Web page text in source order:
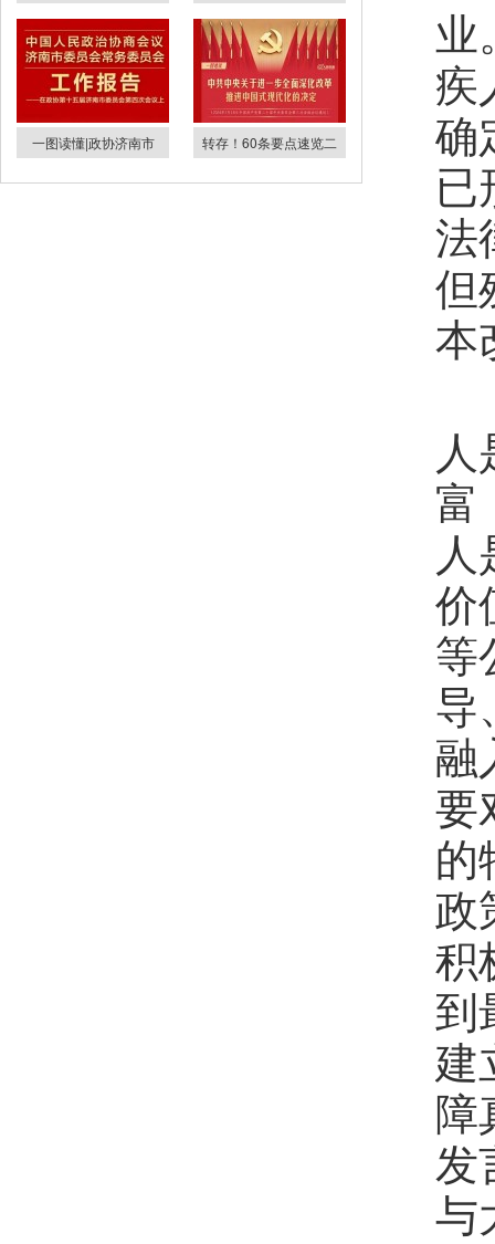
一图读懂|政协济南市 转存！60条要点速览二
业
疾
确
已
法
但
本
富
价
等
导
融
要
的
政
积
到
建
障
发
与